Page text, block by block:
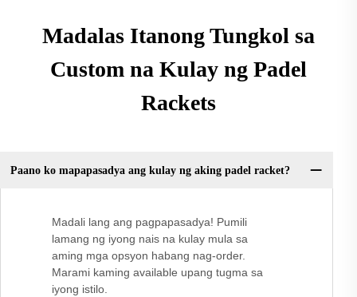
Madalas Itanong Tungkol sa
Custom na Kulay ng Padel
Rackets
Paano ko mapapasadya ang kulay ng aking padel racket?
Madali lang ang pagpapasadya! Pumili
lamang ng iyong nais na kulay mula sa
aming mga opsyon habang nag-order.
Marami kaming available upang tugma sa
iyong istilo.